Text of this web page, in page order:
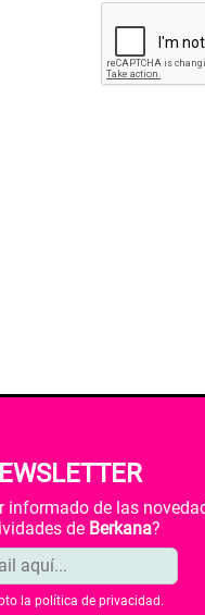
informado de las
de Berkana?
la política de privacidad .